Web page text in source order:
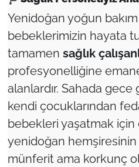
Yenidoğan yoğun
bebeklerimizin hayata
tamamen sağlık
profesyonelliğine
alanlardır. Sahada
kendi çocuklarından
bebekleri yaşatmak için
yenidoğan
münferit ama korkunç